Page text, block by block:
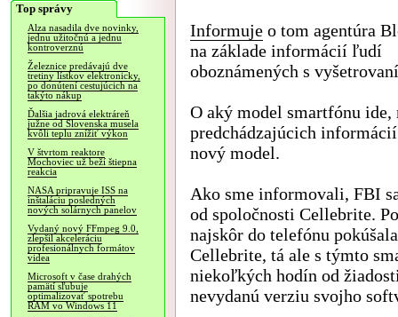
Top správy
Alza nasadila dve novinky,
jednu užitočnú a jednu
kontroverznú
Železnice predávajú dve
tretiny lístkov elektronicky,
po donútení cestujúcich na
takýto nákup
Ďalšia jadrová elektráreň
južne od Slovenska musela
kvôli teplu znížiť výkon
V štvrtom reaktore
Mochoviec už beží štiepna
reakcia
NASA pripravuje ISS na
inštaláciu posledných
nových solárnych panelov
Vydaný nový FFmpeg 9.0,
zlepšil akceleráciu
profesionálnych formátov
videa
Microsoft v čase drahých
pamätí sľubuje
optimalizovať spotrebu
RAM vo Windows 11
Informuje o tom agentúra
na základe informácií ľudí
oboznámených s
O aký model smartfónu ide,
predchádzajúcich
nový model.
Ako sme informovali, FBI
od spoločnosti Cellebrite.
najskôr do telefónu
Cellebrite, tá ale s týmto
niekoľkých hodín od
nevydanú verziu svojho